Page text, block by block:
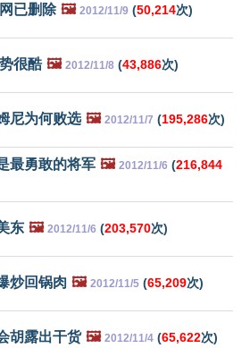
已删除 🖼️ 2012/11/9 (50,214次)
很酷 🖼️ 2012/11/8 (43,886次)
尼为何败选 🖼️ 2012/11/7 (195,286次)
最勇敢的将军 🖼️ 2012/11/6 (216,844
东 🖼️ 2012/11/6 (203,570次)
炒回锅肉 🖼️ 2012/11/5 (65,209次)
胡露出干货 🖼️ 2012/11/4 (65,622次)